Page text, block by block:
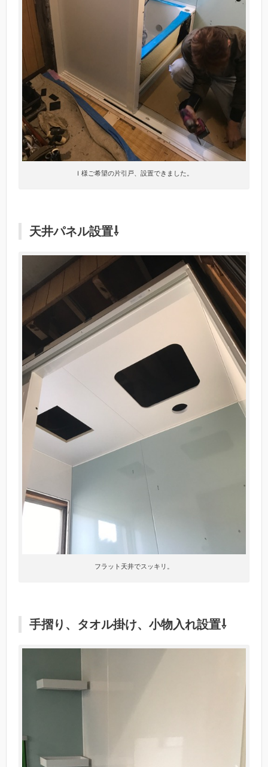
Ｉ様ご希望の片引戸、設置できました。
天井パネル設置⇩
フラット天井でスッキリ。
手摺り、タオル掛け、小物入れ設置⇩